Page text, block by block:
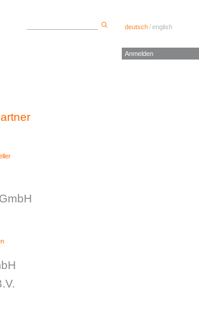
deutsch/english
Anmelden